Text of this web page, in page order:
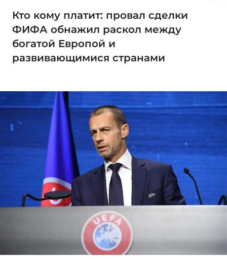
Кто кому платит: провал сделки
ФИФА обнажил раскол между
богатой Европой и
развивающимися странами